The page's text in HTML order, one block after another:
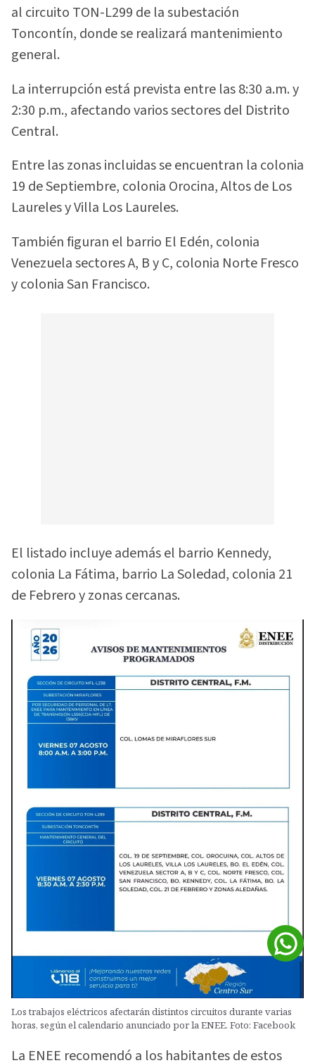
al circuito TON-L299 de la subestación
Toncontín, donde se realizará mantenimiento
general.
La interrupción está prevista entre las 8:30 a.m. y
2:30 p.m., afectando varios sectores del Distrito
Central.
Entre las zonas incluidas se encuentran la colonia
19 de Septiembre, colonia Orocina, Altos de Los
Laureles y Villa Los Laureles.
También figuran el barrio El Edén, colonia
Venezuela sectores A, B y C, colonia Norte Fresco
y colonia San Francisco.
El listado incluye además el barrio Kennedy,
colonia La Fátima, barrio La Soledad, colonia 21
de Febrero y zonas cercanas.
Los trabajos eléctricos afectarán distintos circuitos durante varias
horas, según el calendario anunciado por la ENEE. Foto: Facebook
La ENEE recomendó a los habitantes de estos